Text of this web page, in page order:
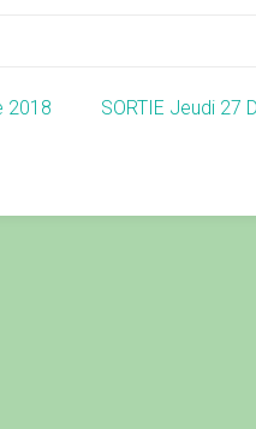
2018 SORTIE Jeudi 27